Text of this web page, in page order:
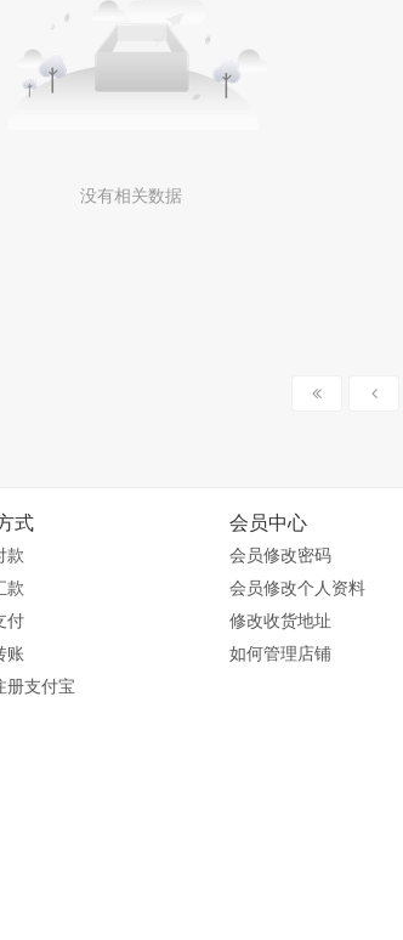
没有相关数据
式
款
款
付
账
册支付宝
会员中心
会员修改密码
会员修改个人资料
修改收货地址
如何管理店铺